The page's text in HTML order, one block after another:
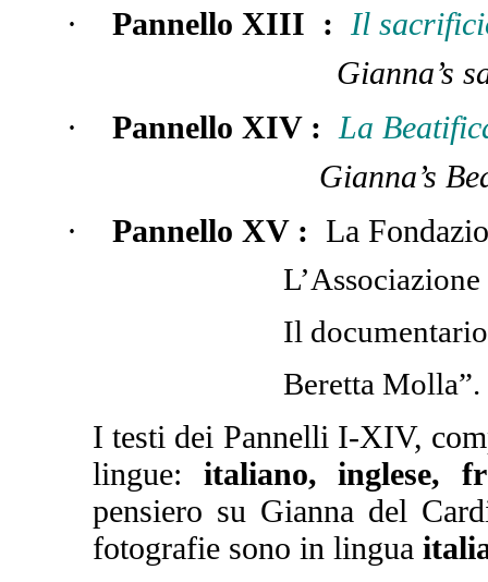
·
Pannello XIII : Il
Gianna’s
·
Pannello XIV : La
Gianna’s
·
Pannello XV : La
L’Associazione
Il documentario: “La
Beretta Molla”.
I testi dei Pannelli I-XIV,
lingue: italiano,inglese,
pensiero su Gianna del
fotografie sono in lingua